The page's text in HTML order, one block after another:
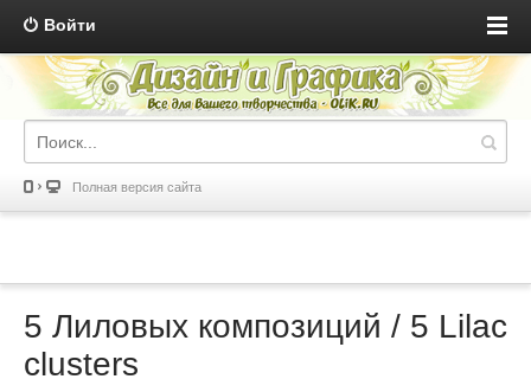
Войти
Полная версия сайта
5 Лиловых композиций / 5 Lilac
clusters